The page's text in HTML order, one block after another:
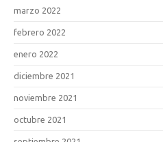
marzo 2022
febrero 2022
enero 2022
diciembre 2021
noviembre 2021
octubre 2021